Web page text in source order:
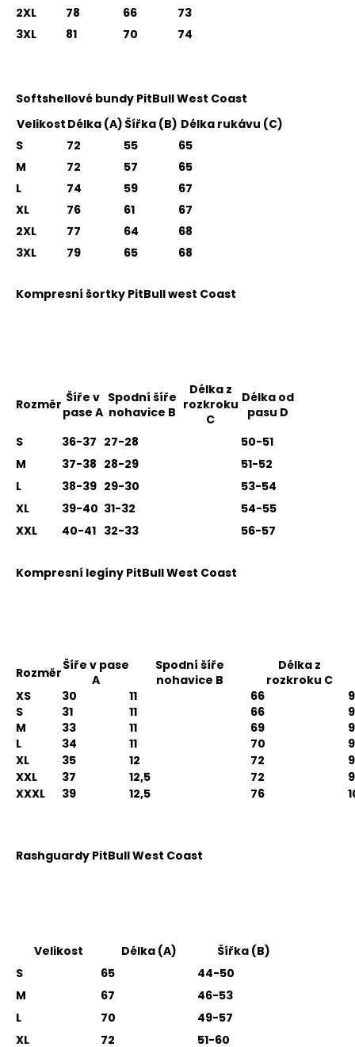
2XL
78 66
73
3XL
81 70 74
Softshellové bundy PitBull West Coast
Velikost Délka (A) Šířka (B) Délka rukávu (C)
S
72 55
65
M
72 57
65
L
74 59
67
XL
76 61
67
2XL
77 64
68
3XL
79 65 68
Kompresní šortky PitBull west Coast
Rozměr Šíře v
pase A
Spodní šíře
nohavice B
Délka z
rozkroku
C
Délka od
pasu D
S
36-37 27-28
50-51
M
37-38 28-29
51-52
L
38-39 29-30
53-54
XL
39-40 31-32
54-55
XXL
40-41 32-33 56-57
Kompresní legíny PitBull West Coast
RozměrŠíře v pase
A
Spodní šíře
nohavice B
Délka z
rozkroku C
XS
30 11 66
S
31 11 66
M
33 11 69
L
34 11 70
XL
35 12 72
XXL
37 12,5 72
XXXL
39 12,5 76
Rashguardy PitBull West Coast
Velikost Délka (A)
Šířka (B)
S
65
44-50
M
67
46-53
L
70
49-57
XL
72 51-60